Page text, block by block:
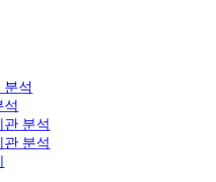
분석
석
관 분석
관 분석